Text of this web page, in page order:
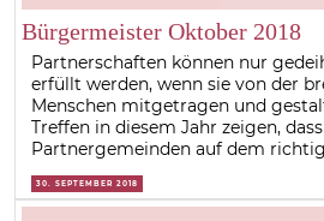
Bürgermeister Oktober 2018
Partnerschaften können nur
erfüllt werden, wenn sie von der
Menschen mitgetragen und
Treffen in diesem Jahr zeigen,
Partnergemeinden auf dem
30. SEPTEMBER 2018